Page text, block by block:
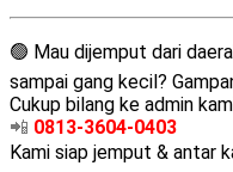
🟢 Mau dijemput dari
sampai gang kecil?
Cukup bilang ke admin
📲 0813-3604-0403
Kami siap jemput & antar